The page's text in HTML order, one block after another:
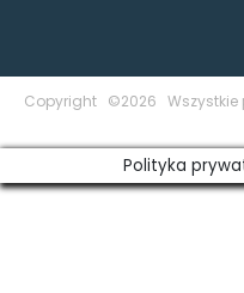
Copyright ©2026 Wszystkie
Polityka